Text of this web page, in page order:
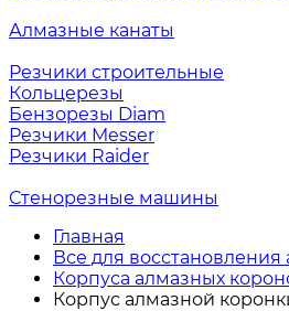
Алмазные канаты
Резчики строительные
Кольцерезы
Бензорезы Diam
Резчики Messer
Резчики Raider
Стенорезные машины
Главная
Все для
Корпуса алмазных
Корпус алмазной